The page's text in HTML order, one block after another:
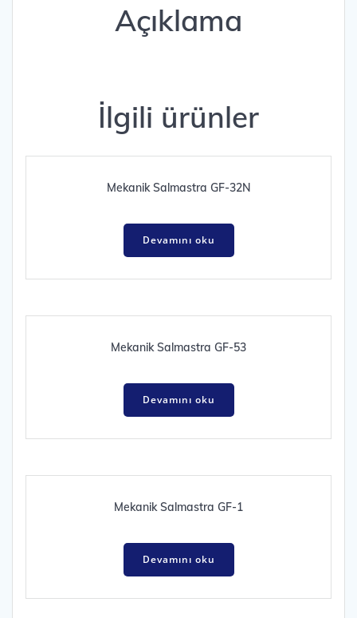
Açıklama
İlgili ürünler
Mekanik Salmastra GF-32N
Devamını oku
Mekanik Salmastra GF-53
Devamını oku
Mekanik Salmastra GF-1
Devamını oku